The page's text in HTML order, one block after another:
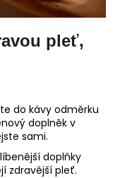
pleť,
do kávy odměrku
doplněk v
sami.
doplňky
zdravější pleť.